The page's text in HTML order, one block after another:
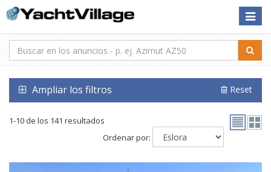
Toggle
Ampliar los filtros Reset
1-10 de los 141 resultados
Ordenar por: